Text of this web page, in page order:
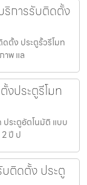
ริการรับติดตั้ง
ตั้ง ประตูรั้วรีโมท
พ แล
ประตูรีโมท
ระตูอัตโนมัติ แบบ
ปี ป
ติดตั้ง ประตู